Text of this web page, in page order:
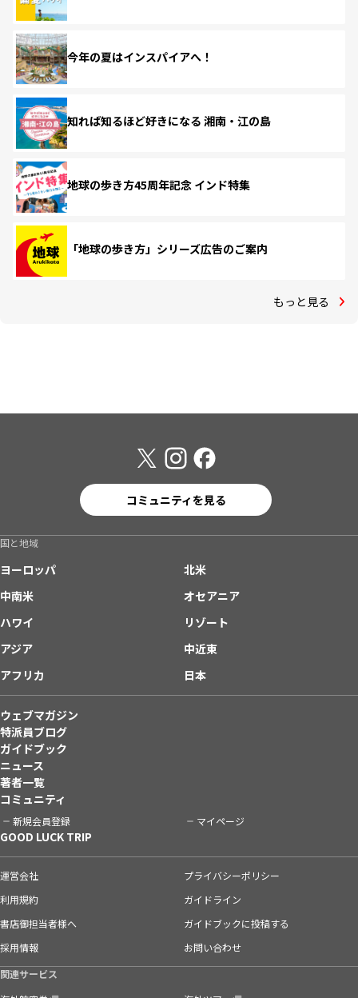
今年の夏はインスパイアへ！
知れば知るほど好きになる 湘南・江の島
地球の歩き方45周年記念 インド特集
「地球の歩き方」シリーズ広告のご案内
もっと見る
コミュニティを見る
国と地域
ヨーロッパ
北米
中南米
オセアニア
ハワイ
リゾート
アジア
中近東
アフリカ
日本
ウェブマガジン
特派員ブログ
ガイドブック
ニュース
著者一覧
コミュニティ
新規会員登録 マイページ
GOOD LUCK TRIP
運営会社
プライバシーポリシー
利用規約
ガイドライン
書店御担当者様へ
ガイドブックに投稿する
採用情報
お問い合わせ
関連サービス